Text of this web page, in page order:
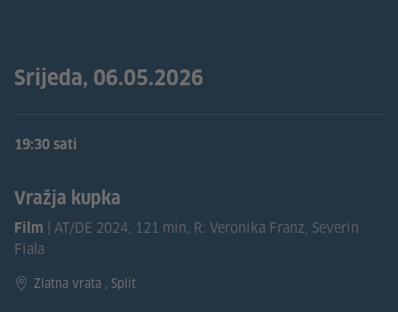
Srijeda, 06.05.2026
19:30 sati
Vražja kupka
Film
| AT/DE 2024, 121 min, R: Veronika Franz, Severin
Fiala
Zlatna vrata , Split